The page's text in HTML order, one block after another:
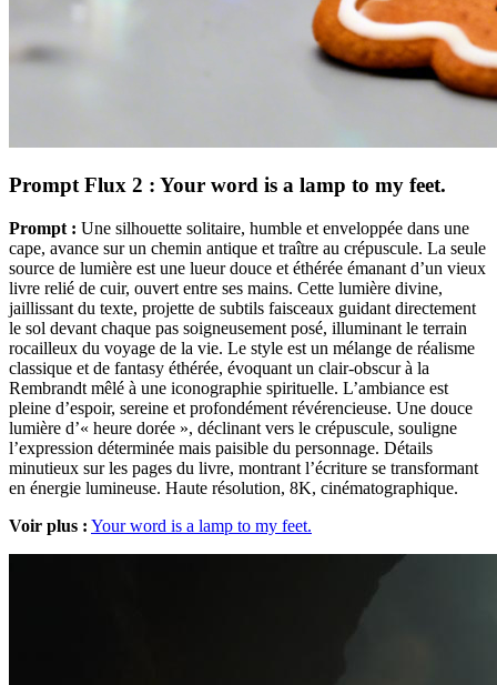
Prompt Flux 2 : Your word is a lamp to my feet.
Prompt : Une silhouette solitaire, humble et enveloppée dans une
cape, avance sur un chemin antique et traître au crépuscule. La seule
source de lumière est une lueur douce et éthérée émanant d’un vieux
livre relié de cuir, ouvert entre ses mains. Cette lumière divine,
jaillissant du texte, projette de subtils faisceaux guidant directement
le sol devant chaque pas soigneusement posé, illuminant le terrain
rocailleux du voyage de la vie. Le style est un mélange de réalisme
classique et de fantasy éthérée, évoquant un clair-obscur à la
Rembrandt mêlé à une iconographie spirituelle. L’ambiance est
pleine d’espoir, sereine et profondément révérencieuse. Une douce
lumière d’« heure dorée », déclinant vers le crépuscule, souligne
l’expression déterminée mais paisible du personnage. Détails
minutieux sur les pages du livre, montrant l’écriture se transformant
en énergie lumineuse. Haute résolution, 8K, cinématographique.
Voir plus : Your word is a lamp to my feet.